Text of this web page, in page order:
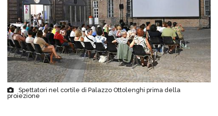
Spettatori nel cortile di Palazzo Ottolenghi prima della
proiezione